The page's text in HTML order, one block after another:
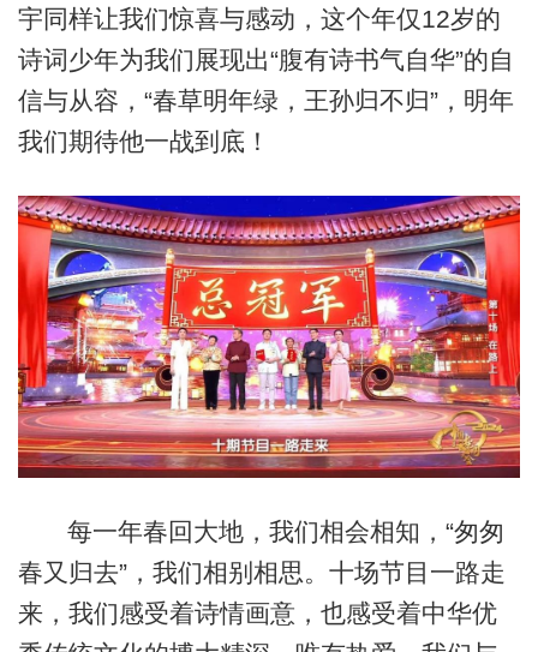
宇同样让我们惊喜与感动，这个年仅12岁的
诗词少年为我们展现出“腹有诗书气自华”的自
信与从容，“春草明年绿，王孙归不归”，明年
我们期待他一战到底！
每一年春回大地，我们相会相知，“匆匆
春又归去”，我们相别相思。十场节目一路走
来，我们感受着诗情画意，也感受着中华优